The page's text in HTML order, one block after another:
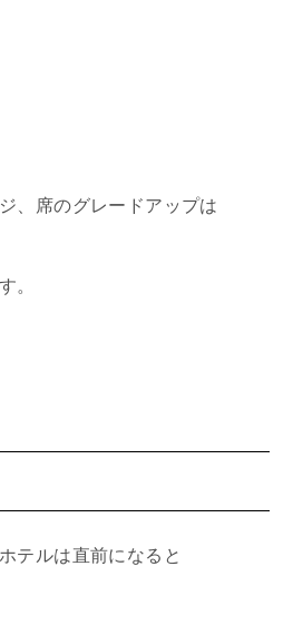
、席のグレードアップは
。
テルは直前になると